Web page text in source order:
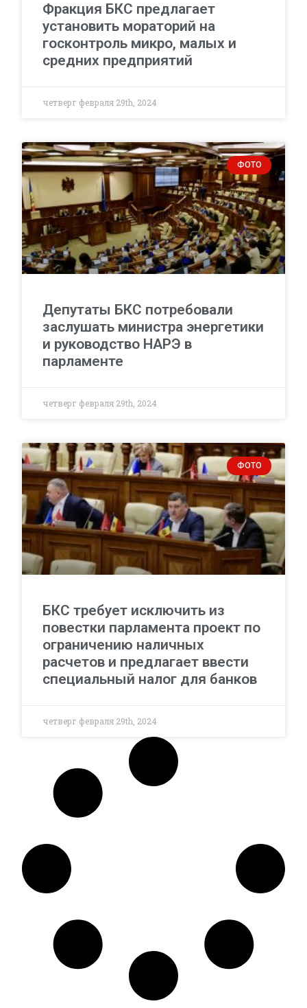
Фракция БКС предлагает
установить мораторий на
госконтроль микро, малых и
средних предприятий
четверг февраля 29th, 2024
ФОТО
Депутаты БКС потребовали
заслушать министра энергетики
и руководство НАРЭ в
парламенте
четверг февраля 29th, 2024
ФОТО
БКС требует исключить из
повестки парламента проект по
ограничению наличных
расчетов и предлагает ввести
специальный налог для банков
четверг февраля 29th, 2024